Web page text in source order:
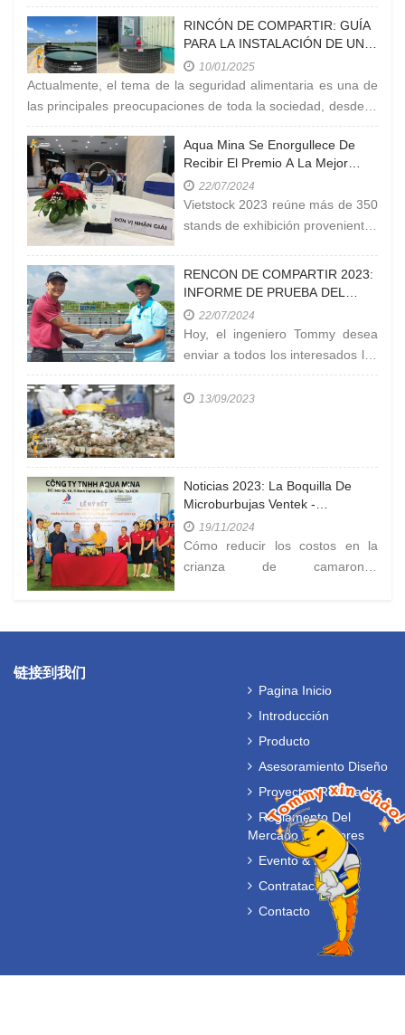
Mau, Vietnam. El camarón de Cà
Mau es conocido como uno de
los productos clave
RINCÓN DE COMPARTIR: GUÍA
PARA LA INSTALACIÓN DE UN
ESTANQUE CIRCULAR MÓVIL
10/01/2025
Actualmente, el tema de la seguridad alimentaria es una de
las principales preocupaciones de toda la sociedad, desde la
carne y el
Aqua Mina Se Enorgullece De
Recibir El Premio A La Mejor
Empresa Productora De Equipos
Acuáticos En Vietstock 2023
22/07/2024
Vietstock 2023 reúne más de 350
stands de exhibición provenientes
que operan en el
RENCON DE COMPARTIR 2023:
INFORME DE PRUEBA DEL
NIVEL DE ROCIADORES
VENTEK EN LA EXPLOTACIÓN
EN CÀ MAU
22/07/2024
Hoy, el ingeniero Tommy desea
enviar a todos los interesados los
resultados de la prueba de
medición de 'LA
13/09/2023
Noticias 2023: La Boquilla De
Microburbujas Ventek -
Dispositivo Eficiente Para La
Generación De Oxígeno En La
Cría De Camarones A Alta
19/11/2024
Cómo reducir los costos en la
crianza de camarones
链接到我们
Pagina Inicio
Introducción
Producto
Asesoramiento Diseño
Proyectos Realizados
Reglamento Del
Mercado De Valores
Evento & Noticia
Contratación
Contacto